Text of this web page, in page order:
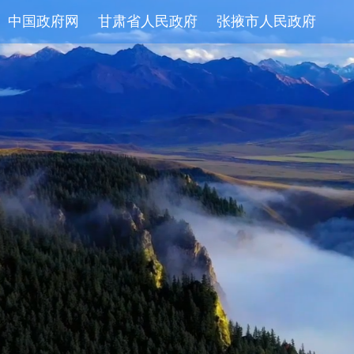
中国政府网 甘肃省人民政府 张掖市人民政府